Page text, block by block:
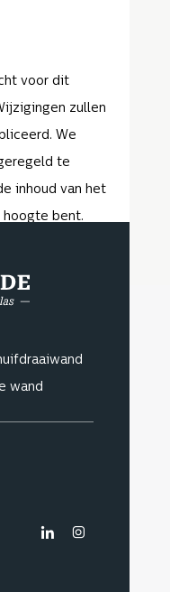
voor dit
zullen
We
te
inhoud van het
bent.
wand